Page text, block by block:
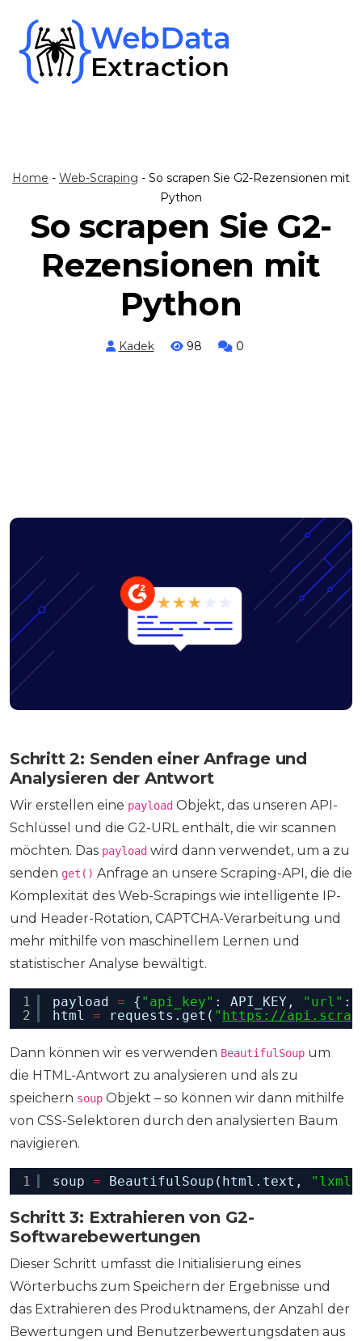
content
Home - Web-Scraping - So scrapen Sie G2-Rezensionen mit
Python
So scrapen Sie G2-
Rezensionen mit
Python
Kadek 98 0
Schritt 2: Senden einer Anfrage und
Analysieren der Antwort
Wir erstellen eine payload Objekt, das unseren API-
Schlüssel und die G2-URL enthält, die wir scannen
möchten. Das payload wird dann verwendet, um a zu
senden get() Anfrage an unsere Scraping-API, die die
Komplexität des Web-Scrapings wie intelligente IP-
und Header-Rotation, CAPTCHA-Verarbeitung und
mehr mithilfe von maschinellem Lernen und
statistischer Analyse bewältigt.
1
2
payload = { "api_key" : API_KEY, "url" :
html = requests.get( " https://
Dann können wir es verwenden BeautifulSoup um
die HTML-Antwort zu analysieren und als zu
speichern soup Objekt – so können wir dann mithilfe
von CSS-Selektoren durch den analysierten Baum
navigieren.
1 soup = BeautifulSoup(html.text, "lxml"
Schritt 3: Extrahieren von G2-
Softwarebewertungen
Dieser Schritt umfasst die Initialisierung eines
Wörterbuchs zum Speichern der Ergebnisse und
das Extrahieren des Produktnamens, der Anzahl der
Bewertungen und Benutzerbewertungsdaten aus